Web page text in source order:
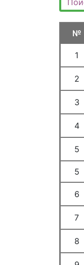
№
1
2
3
4
5
5
6
7
8